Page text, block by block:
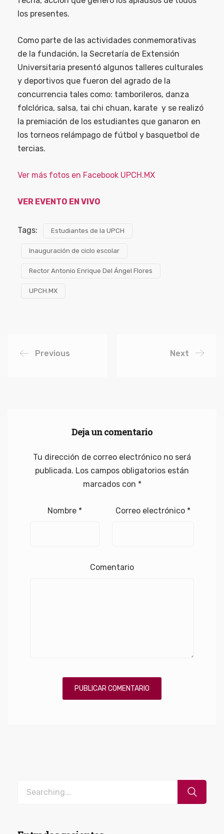
los presentes.
Como parte de las actividades conmemorativas
de la fundación, la Secretaría de Extensión
Universitaria presentó algunos talleres culturales
y deportivos que fueron del agrado de la
concurrencia tales como: tamborileros, danza
folclórica, salsa, tai chi chuan, karate y se realizó
la premiación de los estudiantes que ganaron en
los torneos relámpago de fútbol y basquetbol de
tercias.
Ver más fotos en Facebook UPCH.MX
VER EVENTO EN VIVO
Tags: Estudiantes de la UPCH
Inauguración de ciclo escolar
Rector Antonio Enrique Del Ángel Flores
UPCH.MX
Previous Next
Deja un comentario
Tu dirección de correo electrónico no será
publicada. Los campos obligatorios están
marcados con *
Nombre * Correo electrónico *
Comentario